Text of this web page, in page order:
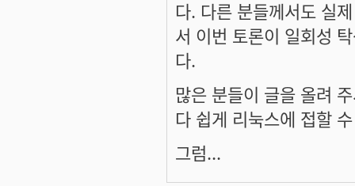
다. 다른 분들께서도 실
서 이번 토론이 일회성
다.
많은 분들이 글을 올려
다 쉽게 리눅스에 접할
그럼...